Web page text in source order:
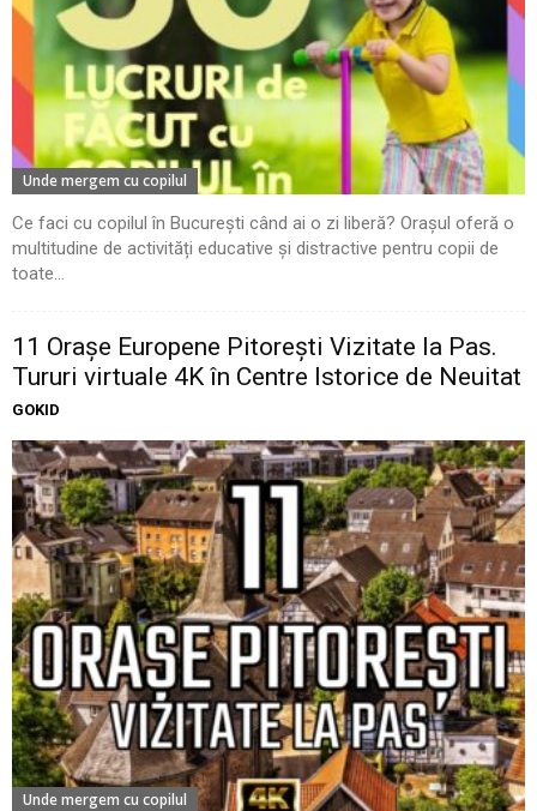
Unde mergem cu copilul
Ce faci cu copilul în București când ai o zi liberă? Orașul oferă o
multitudine de activități educative și distractive pentru copii de
toate...
11 Oraşe Europene Pitoreşti Vizitate la Pas.
Tururi virtuale 4K în Centre Istorice de Neuitat
GOKID
Unde mergem cu copilul